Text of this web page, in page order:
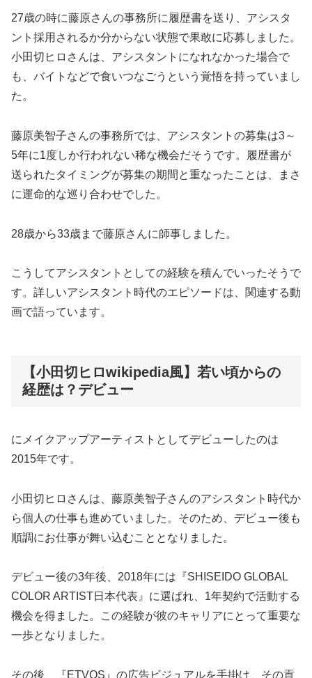
27歳の時に藤原さんの事務所に履歴書を送り、アシスタ
ント採用されるか分からない状態で果敢に応募しました。
小田切ヒロさんは、アシスタントになれなかった場合で
も、バイトなどで食いつなごうという覚悟を持っていまし
た。
藤原美智子さんの事務所では、アシスタントの募集は3～
5年に1度しか行われない稀な機会だそうです。履歴書が
送られたタイミングが募集の期間と重なったことは、まさ
に運命的な巡り合わせでした。
28歳から33歳まで藤原さんに師事しました。
こうしてアシスタントとしての経験を積んでいったそうで
す。詳しいアシスタント時代のエピソードは、関連する動
画で語っています。
【小田切ヒロwikipedia風】若い頃からの
経歴は？デビュー
にメイクアップアーティストとしてデビューしたのは
2015年です。
小田切ヒロさんは、藤原美智子さんのアシスタント時代か
ら個人の仕事も進めていました。そのため、デビュー後も
順調にお仕事が舞い込むこととなりました。
デビュー後の3年後、2018年には『SHISEIDO GLOBAL
COLOR ARTIST日本代表』に選ばれ、1年契約で活動する
機会を得ました。この経験が彼のキャリアにとって重要な
一歩となりました。
その後、『ETVOS』の広告ビジュアルを手掛け、その貢